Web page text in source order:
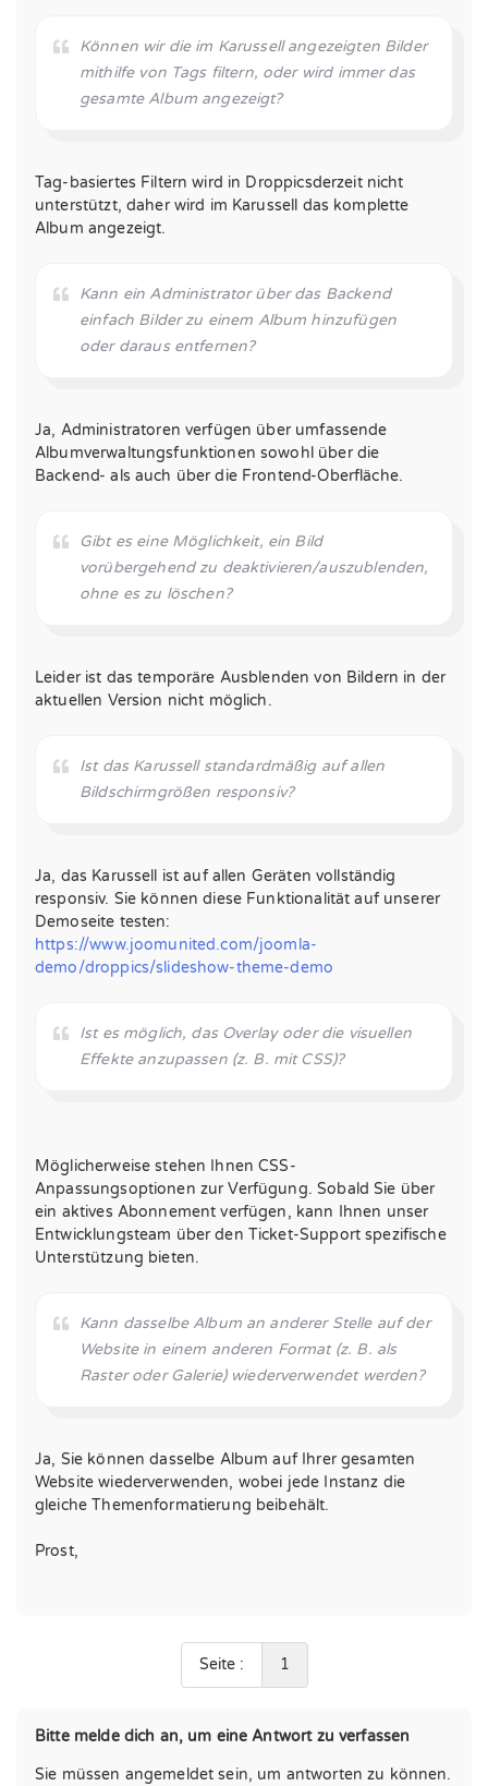
Können wir die im Karussell angezeigten Bilder
mithilfe von Tags filtern, oder wird immer das
gesamte Album angezeigt?
Tag-basiertes Filtern wird in Droppicsderzeit nicht
unterstützt, daher wird im Karussell das komplette
Album angezeigt.
Kann ein Administrator über das Backend
einfach Bilder zu einem Album hinzufügen
oder daraus entfernen?
Ja, Administratoren verfügen über umfassende
Albumverwaltungsfunktionen sowohl über die
Backend- als auch über die Frontend-Oberfläche.
Gibt es eine Möglichkeit, ein Bild
vorübergehend zu deaktivieren/auszublenden,
ohne es zu löschen?
Leider ist das temporäre Ausblenden von Bildern in der
aktuellen Version nicht möglich.
Ist das Karussell standardmäßig auf allen
Bildschirmgrößen responsiv?
Ja, das Karussell ist auf allen Geräten vollständig
responsiv. Sie können diese Funktionalität auf unserer
Demoseite testen:
https://www.joomunited.com/joomla-
demo/droppics/slideshow-theme-demo
Ist es möglich, das Overlay oder die visuellen
Effekte anzupassen (z. B. mit CSS)?
Möglicherweise stehen Ihnen CSS-
Anpassungsoptionen zur Verfügung. Sobald Sie über
ein aktives Abonnement verfügen, kann Ihnen unser
Entwicklungsteam über den Ticket-Support spezifische
Unterstützung bieten.
Kann dasselbe Album an anderer Stelle auf der
Website in einem anderen Format (z. B. als
Raster oder Galerie) wiederverwendet werden?
Ja, Sie können dasselbe Album auf Ihrer gesamten
Website wiederverwenden, wobei jede Instanz die
gleiche Themenformatierung beibehält.
Prost,
Seite : 1
Bitte melde dich an, um eine Antwort zu verfassen
Sie müssen angemeldet sein, um antworten zu können.